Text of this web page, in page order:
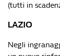
(tutti in
LAZIO
Negli